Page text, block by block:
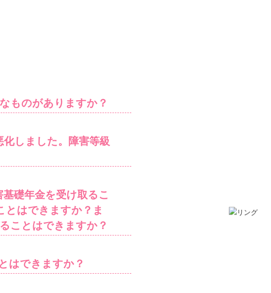
ものがありますか？
しました。障害等級
礎年金を受け取るこ
とはできますか？ま
ことはできますか？
はできますか？